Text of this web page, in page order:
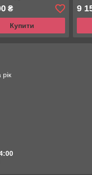
₴
Купити
9